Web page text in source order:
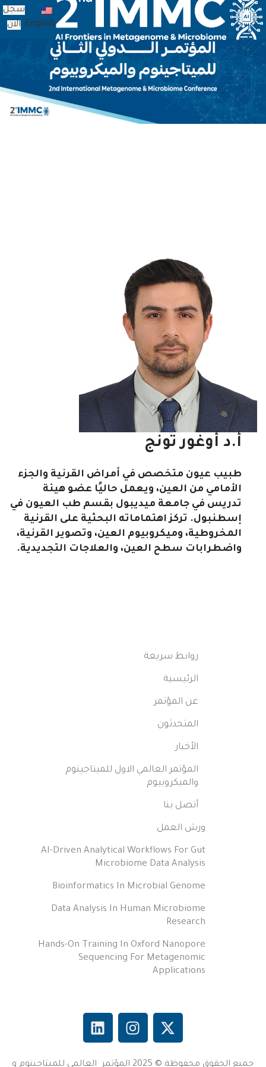
English
سجل
الان
أ.د أوغور تونج
طبيب عيون متخصص في أمراض القرنية والجزء
الأمامي من العين، ويعمل حاليًا عضو هيئة
تدريس في جامعة ميديبول بقسم طب العيون في
إسطنبول. تركز اهتماماته البحثية على القرنية
المخروطية، وميكروبيوم العين، وتصوير القرنية،
واضطرابات سطح العين، والعلاجات التجديدية.
روابط سريعة
الرئيسية
عن المؤتمر
المتحدثون
الأخبار
المؤتمر العالمي الاول للميتاجينوم
والميكروبيوم
أتصل بنا
ورش العمل
AI-Driven Analytical Workflows For Gut
Microbiome Data Analysis
Bioinformatics In Microbial Genome
Data Analysis In Human Microbiome
Research
Hands-On Training In Oxford Nanopore
Sequencing For Metagenomic
Applications
جميع الحقوق محفوظة © 2025 المؤتمر العالمي للميتاجينوم و